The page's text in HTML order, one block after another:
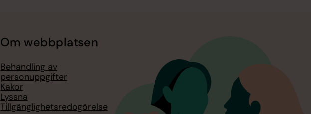
Om webbplatsen
Behandling av
personuppgifter
Kakor
Lyssna
Tillgänglighetsredogörelse